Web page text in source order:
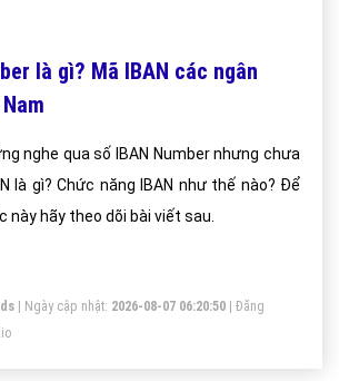
là gì? Mã IBAN các ngân
nghe qua số IBAN Number nhưng chưa
là gì? Chức năng IBAN như thế nào? Để
này hãy theo dõi bài viết sau.
| Ngày cập nhật: 2026-08-07 06:20:50
Đăng